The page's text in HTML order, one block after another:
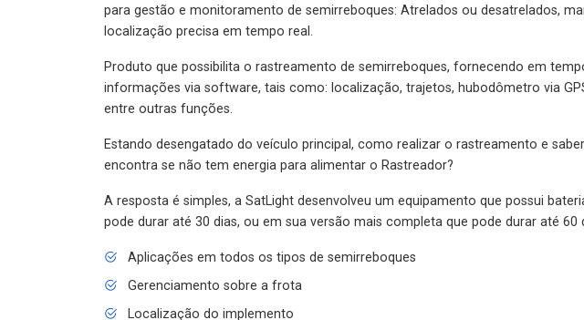
para gestão e monitoramento de semirreboques: Atrelados ou desatrelados,
localização precisa em tempo real.
Produto que possibilita o rastreamento de semirreboques, fornecendo em
informações via software, tais como: localização, trajetos, hubodômetro via
entre outras funções.
Estando desengatado do veículo principal, como realizar o rastreamento e
encontra se não tem energia para alimentar o Rastreador?
A resposta é simples, a SatLight desenvolveu um equipamento que possui
pode durar até 30 dias, ou em sua versão mais completa que pode durar até 60
Aplicações em todos os tipos de semirreboques
Gerenciamento sobre a frota
Localização do implemento